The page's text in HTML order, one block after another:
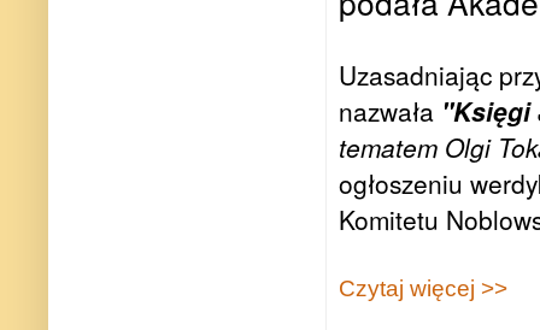
Uzasadniając
nazwała "Księgi
tematem Olgi
ogłoszeniu
Komitetu
Czytaj więcej >>